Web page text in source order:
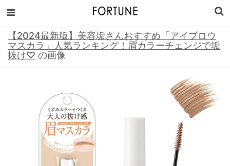
【2024最新版】美容垢さんおすすめ「アイブロウ
マスカラ」人気ランキング！眉カラーチェンジで垢
抜け♡ の画像